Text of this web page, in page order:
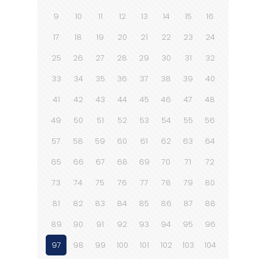
9
10 11 12 13 14 15
16
17
18 19 20 21 22 23
24
25
26 27 28 29 30 31
32
33
34 35 36 37 38 39
40
41
42 43 44 45 46 47
48
49
50 51 52 53 54 55
56
57
58 59 60 61 62 63
64
65
66 67 68 69 70 71
72
73
74 75 76 77 78 79
80
81
82 83 84 85 86 87
88
89
90 91 92 93 94 95
96
97
98 99 100 101 102 103
104